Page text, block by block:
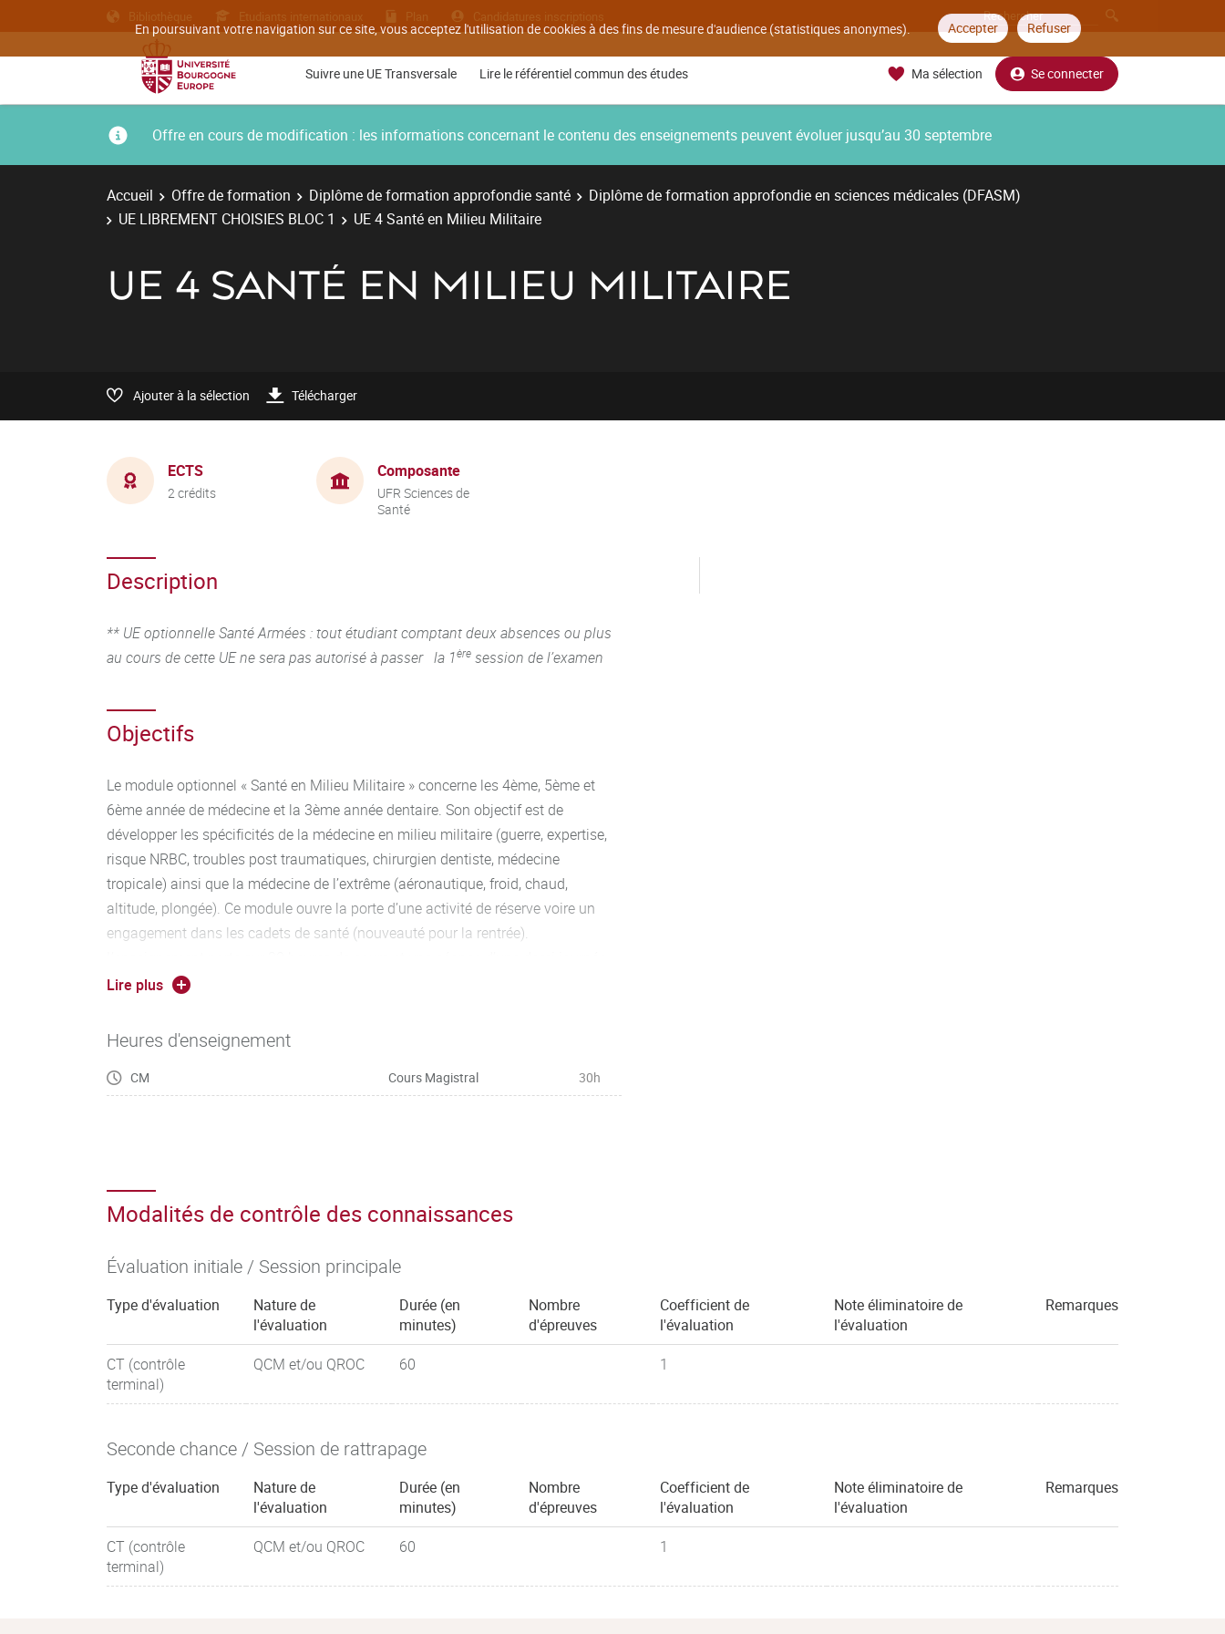
En poursuivant votre navigation sur ce site, vous acceptez l'utilisation de cookies à des fins de mesure d'audience (statistiques anonymes). Accepter Refuser
Bibliothèque Etudiants internationaux Plan Candidatures inscriptions
Suivre une UE Transversale Lire le référentiel commun des études Ma sélection Se connecter
Offre en cours de modification : les informations concernant le contenu des enseignements peuvent évoluer jusqu’au 30 septembre
Accueil Offre de formation Diplôme de formation approfondie santé
Diplôme de formation approfondie en sciences médicales (DFASM)
UE LIBREMENT CHOISIES BLOC 1
UE 4 Santé en Milieu Militaire
UE 4 SANTÉ EN MILIEU MILITAIRE
Ajouter à la sélection Télécharger
ECTS
2 crédits
Composante
UFR Sciences de
Santé
Description
** UE optionnelle Santé Armées : tout étudiant comptant deux absences ou plus
au cours de cette UE ne sera pas autorisé à passer la 1ère session de l’examen
Objectifs
Le module optionnel « Santé en Milieu Militaire » concerne les 4ème, 5ème et
6ème année de médecine et la 3ème année dentaire. Son objectif est de
développer les spécificités de la médecine en milieu militaire (guerre, expertise,
risque NRBC, troubles post traumatiques, chirurgien dentiste, médecine
tropicale) ainsi que la médecine de l’extrême (aéronautique, froid, chaud,
altitude, plongée). Ce module ouvre la porte d’une activité de réserve voire un
engagement dans les cadets de santé (nouveauté pour la rentrée).
dont la présence est obligatoire, sur site avec ateliers pratiques et reconstitution
Lire plus
Heures d'enseignement
CM Cours Magistral 30h
Modalités de contrôle des connaissances
Évaluation initiale / Session principale
Type d'évaluation
Nature de
l'évaluation
Durée (en
minutes)
Nombre
d'épreuves
Coefficient de
l'évaluation
Note éliminatoire de
l'évaluation
Remarques
CT (contrôle
terminal)
QCM et/ou QROC 60 1
Seconde chance / Session de rattrapage
Type d'évaluation
Nature de
l'évaluation
Durée (en
minutes)
Nombre
d'épreuves
Coefficient de
l'évaluation
Note éliminatoire de
l'évaluation
Remarques
CT (contrôle
terminal)
QCM et/ou QROC 60 1